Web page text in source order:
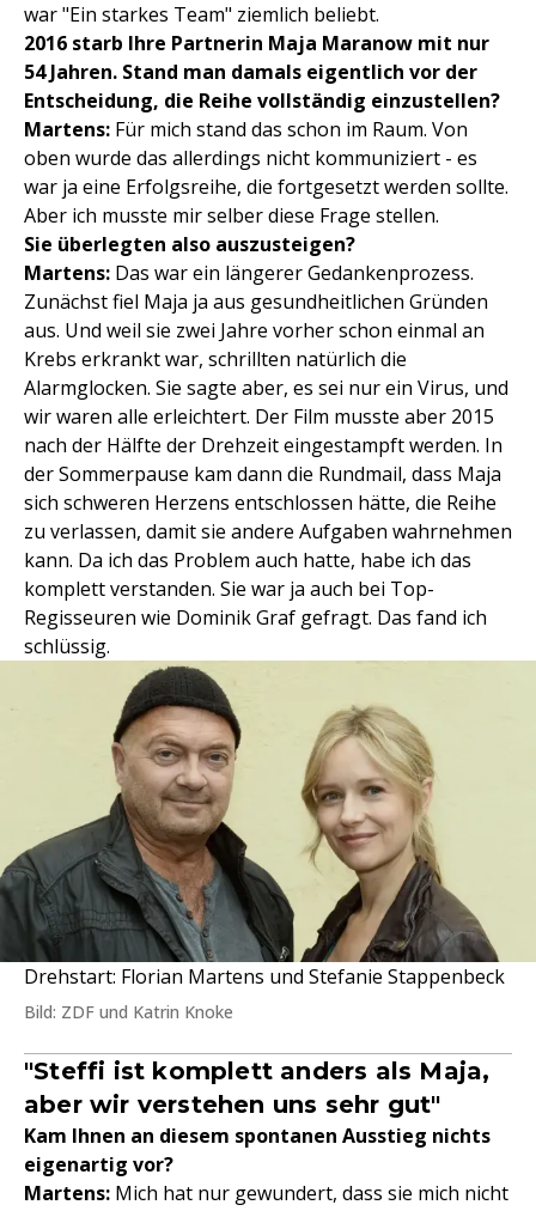
war "Ein starkes Team" ziemlich beliebt.
2016 starb Ihre Partnerin Maja Maranow mit nur
54 Jahren. Stand man damals eigentlich vor der
Entscheidung, die Reihe vollständig einzustellen?
Martens: Für mich stand das schon im Raum. Von
oben wurde das allerdings nicht kommuniziert - es
war ja eine Erfolgsreihe, die fortgesetzt werden sollte.
Aber ich musste mir selber diese Frage stellen.
Sie überlegten also auszusteigen?
Martens: Das war ein längerer Gedankenprozess.
Zunächst fiel Maja ja aus gesundheitlichen Gründen
aus. Und weil sie zwei Jahre vorher schon einmal an
Krebs erkrankt war, schrillten natürlich die
Alarmglocken. Sie sagte aber, es sei nur ein Virus, und
wir waren alle erleichtert. Der Film musste aber 2015
nach der Hälfte der Drehzeit eingestampft werden. In
der Sommerpause kam dann die Rundmail, dass Maja
sich schweren Herzens entschlossen hätte, die Reihe
zu verlassen, damit sie andere Aufgaben wahrnehmen
kann. Da ich das Problem auch hatte, habe ich das
komplett verstanden. Sie war ja auch bei Top-
Regisseuren wie Dominik Graf gefragt. Das fand ich
schlüssig.
Drehstart: Florian Martens und Stefanie Stappenbeck
Bild: ZDF und Katrin Knoke
"Steffi ist komplett anders als Maja,
aber wir verstehen uns sehr gut"
Kam Ihnen an diesem spontanen Ausstieg nichts
eigenartig vor?
Martens: Mich hat nur gewundert, dass sie mich nicht